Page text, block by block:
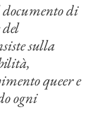
di
sulla
queer e
ogni